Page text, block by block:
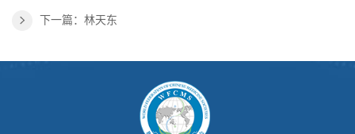
下一篇：林天东